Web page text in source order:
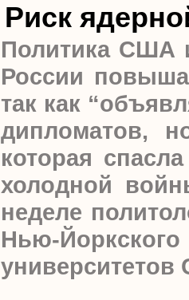
Риск
Политика США
России
так как
дипломатов,
которая
холодной
неделе
Нью-
университетов